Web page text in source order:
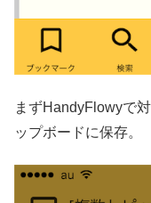
まずHandyFlowyで
ップボードに保存。